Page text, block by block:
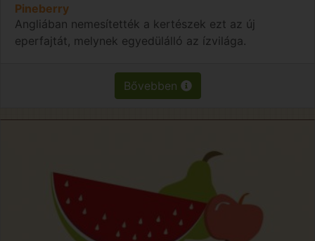
Pineberry
Angliában nemesítették a kertészek ezt az új
eperfajtát, melynek egyedülálló az ízvilága.
Bővebben